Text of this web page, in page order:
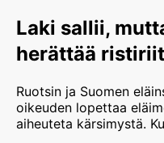
Laki sallii,
herättää
Ruotsin ja Suomen
oikeuden lopettaa
aiheuteta kärsimystä.